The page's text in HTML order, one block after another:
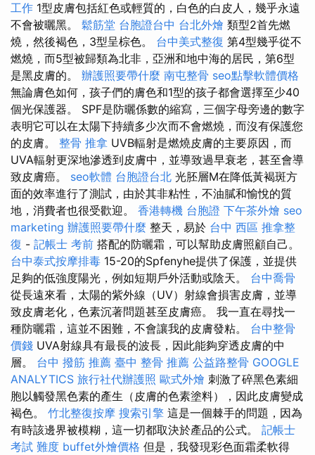
工作 1型皮膚包括紅色或輕質的，白色的白皮人，幾乎永遠
不會被曬黑。 鬆筋堂 台胞證台中 台北外燴 類型2首先燃
燒，然後褐色，3型呈棕色。 台中美式整復 第4型幾乎從不
燃燒，而5型被歸類為北非，亞洲和地中海的居民，第6型
是黑皮膚的。 辦護照要帶什麼 南屯整骨 seo點擊軟體價格
無論膚色如何，孩子們的膚色和1型的孩子都會選擇至少40
個光保護器。 SPF是防曬係數的縮寫，三個字母旁邊的數字
表明它可以在太陽下持續多少次而不會燃燒，而沒有保護您
的皮膚。 整骨 推拿 UVB輻射是燃燒皮膚的主要原因，而
UVA輻射更深地滲透到皮膚中，並導致過早衰老，甚至會導
致皮膚癌。 seo軟體 台胞證台北 光胚層M在降低黃褐斑方
面的效率進行了測試，由於其非粘性，不油膩和愉悅的質
地，消費者也很受歡迎。 香港轉機 台胞證 下午茶外燴 seo
marketing 辦護照要帶什麼 整天，易於 台中 西區 推拿整
復 - 記帳士 考前 搭配的防曬霜，可以幫助皮膚照顧自己。
台中泰式按摩排毒 15-20的Spfenyhe提供了保護，並提供
足夠的低強度陽光，例如短期戶外活動或陰天。 台中喬骨
從長遠來看，太陽的紫外線（UV）射線會損害皮膚，並導
致皮膚老化，色素沉著問題甚至皮膚癌。 我一直在尋找一
種防曬霜，這並不困難，不會讓我的皮膚發粘。 台中整骨
價錢 UVA射線具有最長的波長，因此能夠穿透皮膚的中
層。 台中 撥筋 推薦 臺中 整骨 推薦 公益路整骨 GOOGLE
ANALYTICS 旅行社代辦護照 歐式外燴 刺激了碎黑色素細
胞以觸發黑色素的產生（皮膚的色素塗料），因此皮膚變成
褐色。 竹北整復按摩 搜索引擎 這是一個棘手的問題，因為
有時該邊界被模糊，這一切都取決於產品的公式。 記帳士
考試 難度 buffet外燴價格 但是，我發現彩色面霜柔軟得